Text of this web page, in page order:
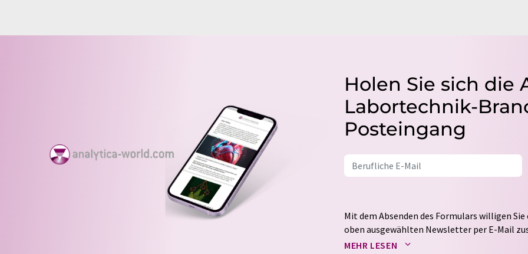
Holen Sie sich die
Labortechnik-
Posteingang
Mit dem Absenden des Formulars willigen Sie
oben ausgewählten Newsletter per E-Mail
weitergegeben. Die Speicherung und
MEHR LESEN